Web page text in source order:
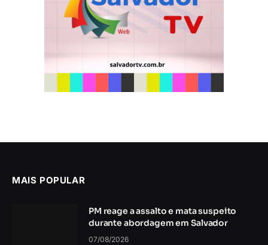
MAIS POPULAR
PM reage a assalto e mata suspeito
durante abordagem em Salvador
07/08/2026